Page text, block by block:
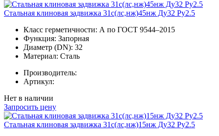
Стальная клиновая задвижка 31с(лс,нж)45нж Ду32 Ру2.5
Класс герметичности: А по ГОСТ 9544–2015
Функция: Запорная
Диаметр (DN): 32
Материал: Сталь
Производитель:
Артикул:
Нет в наличии
Запросить цену
Стальная клиновая задвижка 31с(лс,нж)15нж Ду32 Ру2.5